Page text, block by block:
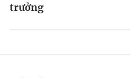
trưởng